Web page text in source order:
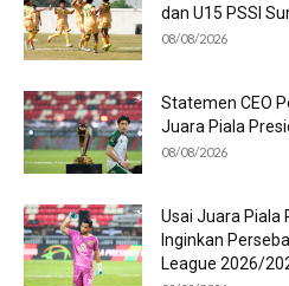
dan U15 PSSI
08/08/2026
Statemen CEO
Juara Piala
08/08/2026
Usai Juara Piala
Inginkan
League 2026/